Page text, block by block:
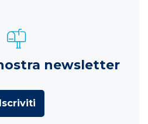
newsletter
Iscriviti